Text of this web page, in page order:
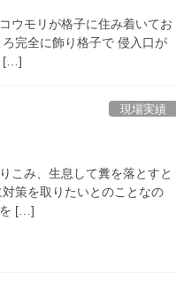
ウモリが格子に住み着いてお
完全に飾り格子で 侵入口が
[…]
現場実績
こみ、生息して糞を落とすと
策を取りたいとのことなの
を […]